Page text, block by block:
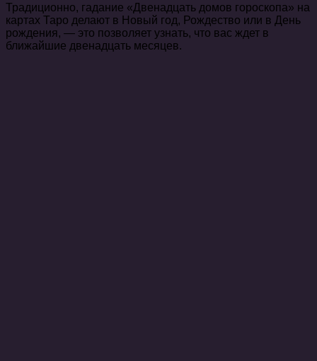
Традиционно, гадание «Двенадцать домов гороскопа» на
картах Таро делают в Новый год, Рождество или в День
рождения, — это позволяет узнать, что вас ждет в
ближайшие двенадцать месяцев.